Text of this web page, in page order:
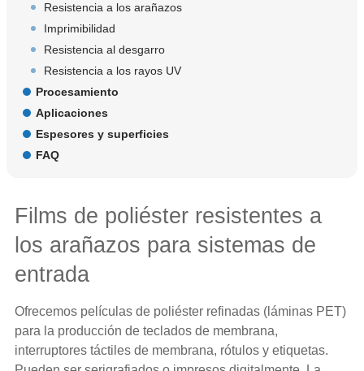
Resistencia a los arañazos
Imprimibilidad
Resistencia al desgarro
Resistencia a los rayos UV
Procesamiento
Aplicaciones
Espesores y superficies
FAQ
Films de poliéster resistentes a
los arañazos para sistemas de
entrada
Ofrecemos películas de poliéster refinadas (láminas PET)
para la producción de teclados de membrana,
interruptores táctiles de membrana, rótulos y etiquetas.